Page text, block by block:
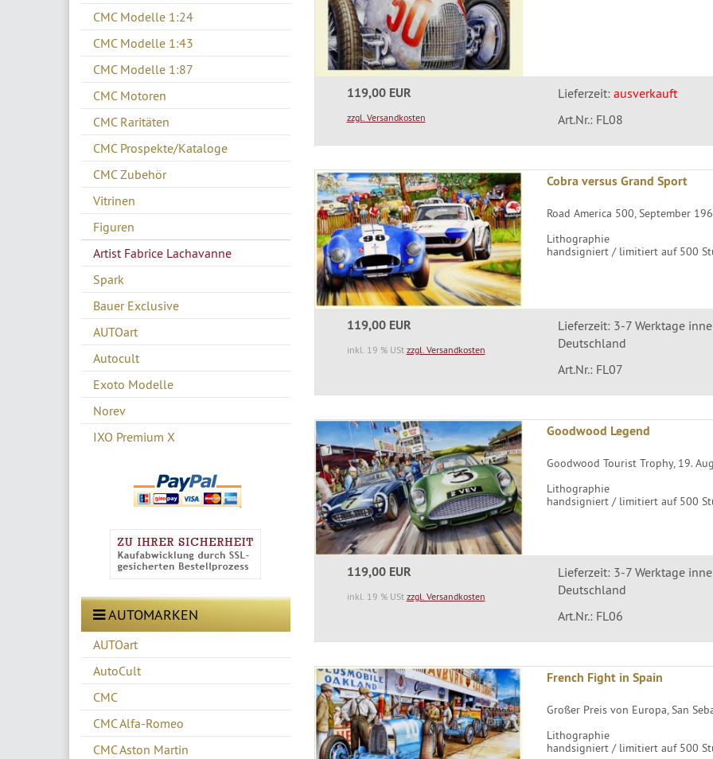
CMC Modelle 1:24
CMC Modelle 1:43
CMC Modelle 1:87
CMC Motoren
CMC Raritäten
CMC Prospekte/Kataloge
CMC Zubehör
Vitrinen
Figuren
Artist Fabrice Lachavanne
Spark
Bauer Exclusive
AUTOart
Autocult
Exoto Modelle
Norev
IXO Premium X
AUTOMARKEN
AUTOart
AutoCult
CMC
CMC Alfa-Romeo
CMC Aston Martin
119,00 EUR
zzgl. Versandkosten
Lieferzeit: ausverkauft
Art.Nr.: FL08
Cobra versus Grand Sport
Road America 500, September
Lithographie
handsigniert / limitiert auf 500
119,00 EUR
inkl. 19 % USt zzgl. Versandkosten
Lieferzeit: 3-7 Werktage
Deutschland
Art.Nr.: FL07
Goodwood Legend
Goodwood Tourist Trophy, 19.
Lithographie
handsigniert / limitiert auf 500
119,00 EUR
inkl. 19 % USt zzgl. Versandkosten
Lieferzeit: 3-7 Werktage
Deutschland
Art.Nr.: FL06
French Fight in Spain
Großer Preis von Europa, San
Lithographie
handsigniert / limitiert auf 500